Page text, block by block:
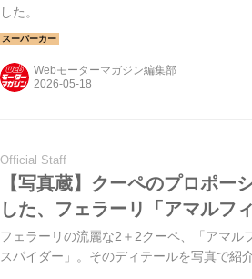
した。
Webモーターマガジン編集部
Official Staff
【写真蔵】クーペのプロポー
した、フェラーリ「アマルフ
フェラーリの流麗な2＋2クーペ、「アマル
スパイダー」。そのディテールを写真で紹